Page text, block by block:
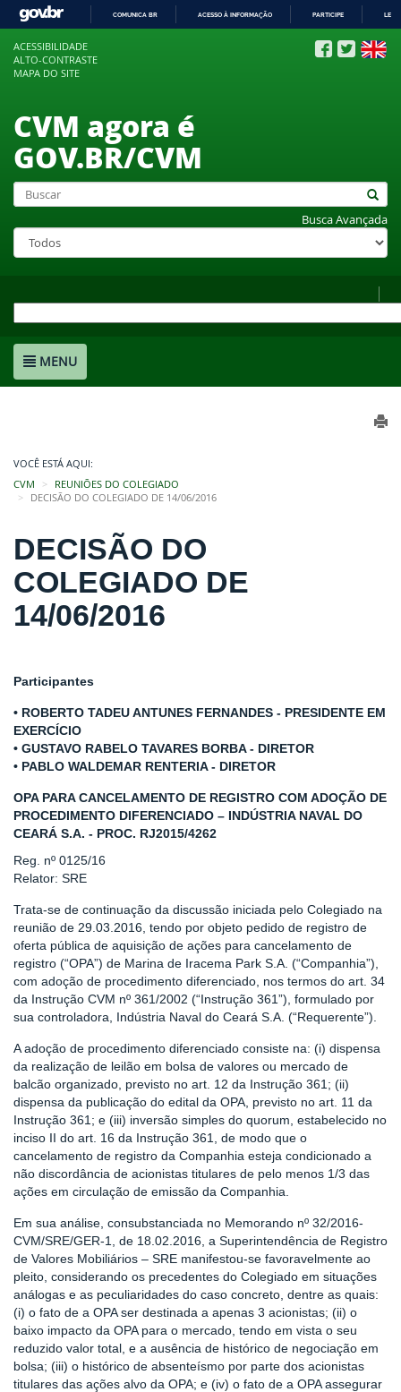
COMUNICA BR ACESSO À INFORMAÇÃO PARTICIPE
ACESSIBILIDADE
ALTO-CONTRASTE
MAPA DO SITE
CVM agora é
GOV.BR/CVM
Busca Avançada
MENU
VOCÊ ESTÁ AQUI:
CVM
REUNIÕES DO COLEGIADO
DECISÃO DO COLEGIADO DE 14/06/2016
DECISÃO DO
COLEGIADO DE
14/06/2016
Participantes
• ROBERTO TADEU ANTUNES FERNANDES - PRESIDENTE EM
EXERCÍCIO
• GUSTAVO RABELO TAVARES BORBA - DIRETOR
• PABLO WALDEMAR RENTERIA - DIRETOR
OPA PARA CANCELAMENTO DE REGISTRO COM ADOÇÃO DE
PROCEDIMENTO DIFERENCIADO – INDÚSTRIA NAVAL DO
CEARÁ S.A. - PROC. RJ2015/4262
Reg. nº 0125/16
Relator: SRE
Trata-se de continuação da discussão iniciada pelo Colegiado na
reunião de 29.03.2016, tendo por objeto pedido de registro de
oferta pública de aquisição de ações para cancelamento de
registro (“OPA”) de Marina de Iracema Park S.A. (“Companhia”),
com adoção de procedimento diferenciado, nos termos do art. 34
da Instrução CVM nº 361/2002 (“Instrução 361”), formulado por
sua controladora, Indústria Naval do Ceará S.A. (“Requerente”).
A adoção de procedimento diferenciado consiste na: (i) dispensa
da realização de leilão em bolsa de valores ou mercado de
balcão organizado, previsto no art. 12 da Instrução 361; (ii)
dispensa da publicação do edital da OPA, previsto no art. 11 da
Instrução 361; e (iii) inversão simples do quorum, estabelecido no
inciso II do art. 16 da Instrução 361, de modo que o
cancelamento de registro da Companhia esteja condicionado a
não discordância de acionistas titulares de pelo menos 1/3 das
ações em circulação de emissão da Companhia.
Em sua análise, consubstanciada no Memorando nº 32/2016-
CVM/SRE/GER-1, de 18.02.2016, a Superintendência de Registro
de Valores Mobiliários – SRE manifestou-se favoravelmente ao
pleito, considerando os precedentes do Colegiado em situações
análogas e as peculiaridades do caso concreto, dentre as quais:
(i) o fato de a OPA ser destinada a apenas 3 acionistas; (ii) o
baixo impacto da OPA para o mercado, tendo em vista o seu
reduzido valor total, e a ausência de histórico de negociação em
bolsa; (iii) o histórico de absenteísmo por parte dos acionistas
titulares das ações alvo da OPA; e (iv) o fato de a OPA assegurar